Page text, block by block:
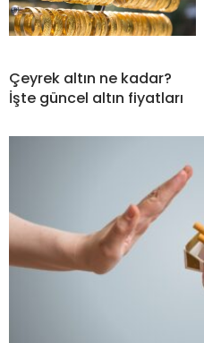
Çeyrek altın ne kadar?
İşte güncel altın fiyatları